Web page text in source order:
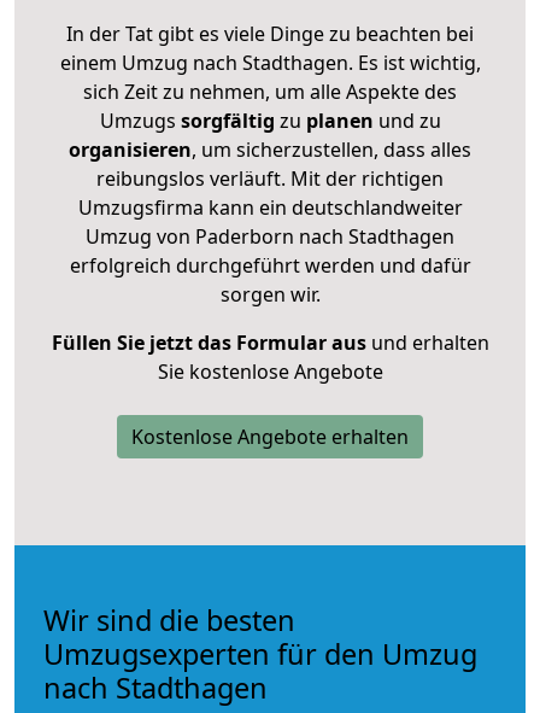
In der Tat gibt es viele Dinge zu beachten bei
einem Umzug nach Stadthagen. Es ist wichtig,
sich Zeit zu nehmen, um alle Aspekte des
Umzugs sorgfältig zu planen und zu
organisieren, um sicherzustellen, dass alles
reibungslos verläuft. Mit der richtigen
Umzugsfirma kann ein deutschlandweiter
Umzug von Paderborn nach Stadthagen
erfolgreich durchgeführt werden und dafür
sorgen wir.
Füllen Sie jetzt das Formular ausund erhalten
Sie kostenlose Angebote
Kostenlose Angebote erhalten
Wir sind die besten
Umzugsexperten für den Umzug
nach Stadthagen